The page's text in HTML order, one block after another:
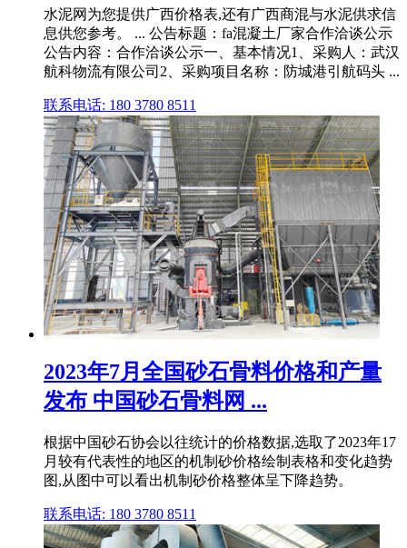
水泥网为您提供广西价格表,还有广西商混与水泥供求信
息供您参考。 ... 公告标题：fa混凝土厂家合作洽谈公示
公告内容：合作洽谈公示一、基本情况1、采购人：武汉
航科物流有限公司2、采购项目名称：防城港引航码头 ...
联系电话: 180 3780 8511
2023年7月全国砂石骨料价格和产量
发布 中国砂石骨料网 ...
根据中国砂石协会以往统计的价格数据,选取了2023年17
月较有代表性的地区的机制砂价格绘制表格和变化趋势
图,从图中可以看出机制砂价格整体呈下降趋势。
联系电话: 180 3780 8511